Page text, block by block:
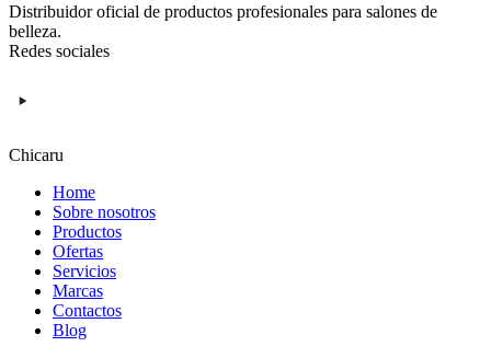
Distribuidor oficial de productos profesionales para salones de
belleza.
Redes sociales
Chicaru
Home
Sobre nosotros
Productos
Ofertas
Servicios
Marcas
Contactos
Blog